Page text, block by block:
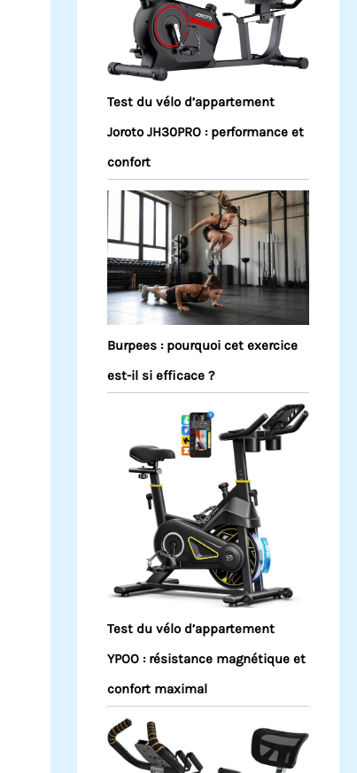
Test du vélo d’appartement
Joroto JH30PRO : performance et
confort
Burpees : pourquoi cet exercice
est-il si efficace ?
Test du vélo d’appartement
YPOO : résistance magnétique et
confort maximal